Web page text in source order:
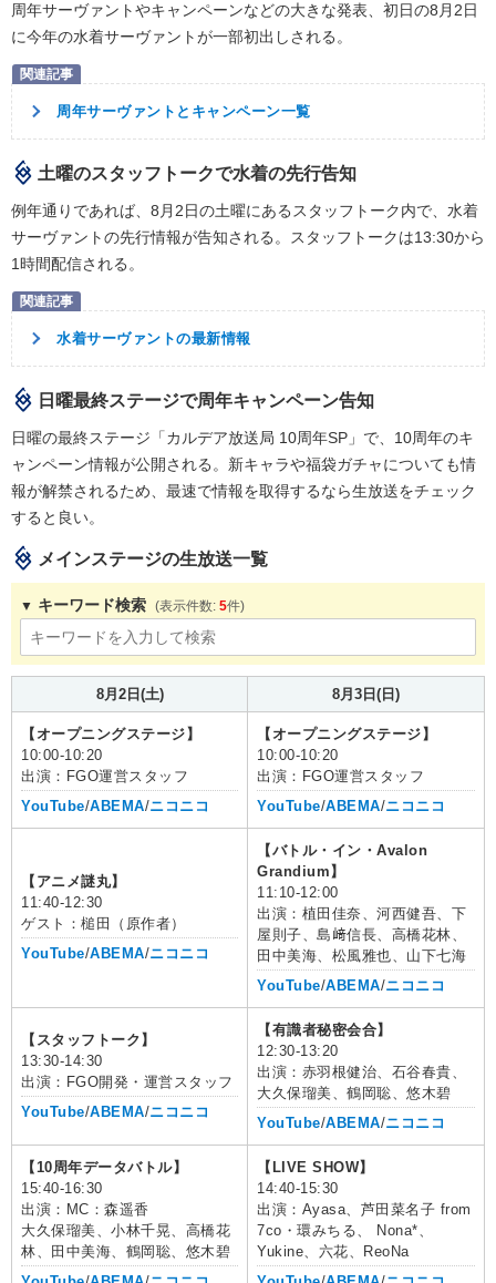
周年サーヴァントやキャンペーンなどの大きな発表、初日の8月2日
に今年の水着サーヴァントが一部初出しされる。
周年サーヴァントとキャンペーン一覧
土曜のスタッフトークで水着の先行告知
例年通りであれば、8月2日の土曜にあるスタッフトーク内で、水着
サーヴァントの先行情報が告知される。スタッフトークは13:30から
1時間配信される。
水着サーヴァントの最新情報
日曜最終ステージで周年キャンペーン告知
日曜の最終ステージ「カルデア放送局 10周年SP」で、10周年のキ
ャンペーン情報が公開される。新キャラや福袋ガチャについても情
報が解禁されるため、最速で情報を取得するなら生放送をチェック
すると良い。
メインステージの生放送一覧
キーワード検索 5
8月2日(土) 8月3日(日)
【オープニングステージ】
10:00-10:20
出演：FGO運営スタッフ
YouTube/ABEMA/ニコニコ
【オープニングステージ】
10:00-10:20
出演：FGO運営スタッフ
YouTube/ABEMA/ニコニコ
【アニメ謎丸】
11:40-12:30
ゲスト：槌田（原作者）
YouTube/ABEMA/ニコニコ
【バトル・イン・Avalon
Grandium】
11:10-12:00
出演：植田佳奈、河西健吾、下
屋則子、島﨑信長、高橋花林、
田中美海、松風雅也、山下七海
YouTube/ABEMA/ニコニコ
【スタッフトーク】
13:30-14:30
出演：FGO開発・運営スタッフ
YouTube/ABEMA/ニコニコ
【有識者秘密会合】
12:30-13:20
出演：赤羽根健治、石谷春貴、
大久保瑠美、鶴岡聡、悠木碧
YouTube/ABEMA/ニコニコ
【10周年データバトル】
15:40-16:30
出演：MC：森遥香
大久保瑠美、小林千晃、高橋花
林、田中美海、鶴岡聡、悠木碧
【LIVE SHOW】
14:40-15:30
出演：Ayasa、芦田菜名子 from
7co・環みちる、 Nona*、
Yukine、六花、ReoNa